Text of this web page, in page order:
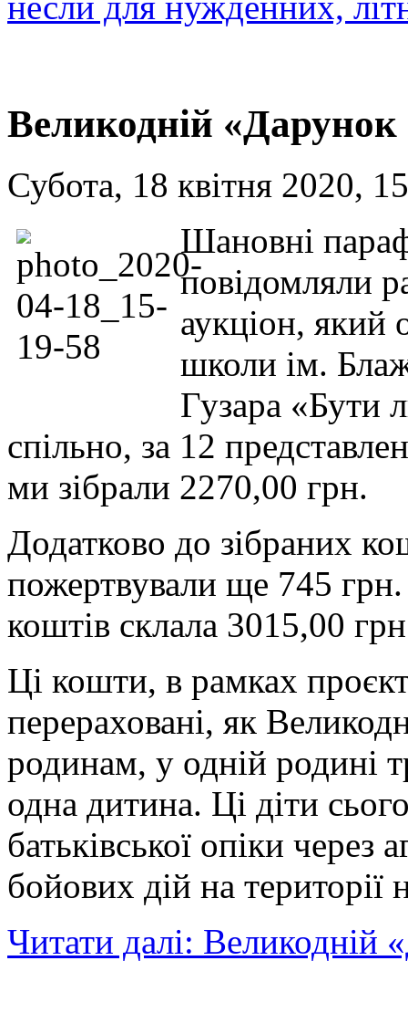
Великодній «Дарунок
Субота, 18 квітня 2020,
Шановні
повідомляли
аукціон, який
школи ім.
Гузара «Бути
спільно, за 12
ми зібрали 2270,00 грн.
Додатково до зібраних
пожертвували ще 745 грн.
коштів склала 3015,00
Ці кошти, в рамках
перераховані, як
родинам, у одній родині
одна дитина. Ці діти
батьківської опіки через
бойових дій на території
Читати далі: Великодній